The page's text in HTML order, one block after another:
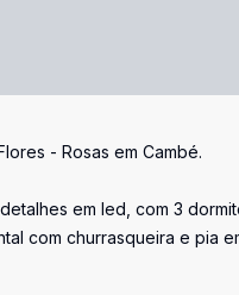
- Rosas em Cambé.
em led, com 3
com churrasqueira e pia